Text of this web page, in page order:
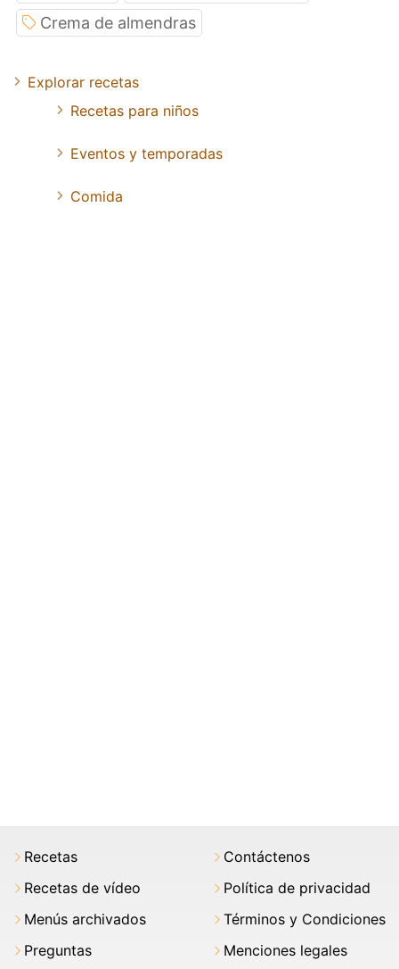
Crema de almendras
Explorar recetas
Recetas para niños
Eventos y temporadas
Comida
Recetas
Recetas de vídeo
Menús archivados
Preguntas
Contáctenos
Política de privacidad
Términos y Condiciones
Menciones legales